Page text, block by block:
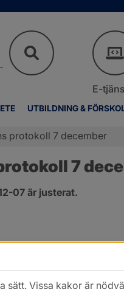
UTBILDNING &
E-
protokoll 7 december
7
07 är justerat.
i nytt fönster.
sätt. Vissa kakor är